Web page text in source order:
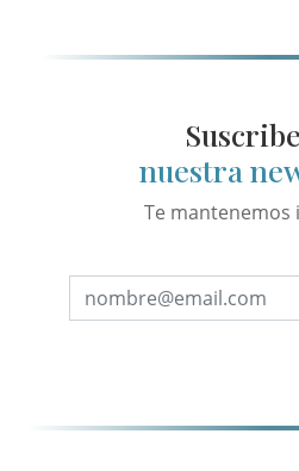
nuestra
Te mantenemos